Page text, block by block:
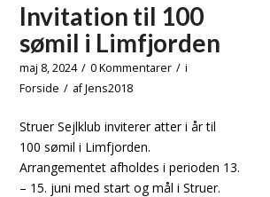
Invitation til 100
sømil i Limfjorden
maj 8, 2024 / 0 Kommentarer / i
Forside / afJens2018
Struer Sejlklub inviterer atter i år til
100 sømil i Limfjorden.
Arrangementet afholdes i perioden 13.
– 15. juni med start og mål i Struer.